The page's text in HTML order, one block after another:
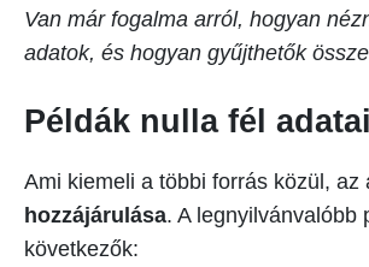
Van már fogalma arról, hogyan
adatok, és hogyan gyűjthetők
Példák nulla fél
Ami kiemeli a többi forrás közül, az
hozzájárulása. A legnyilvánvalóbb
következők: